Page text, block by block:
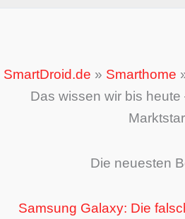
SmartDroid.de » Smarthome
Das wissen wir bis
Die neuesten
Samsung Galaxy: Die